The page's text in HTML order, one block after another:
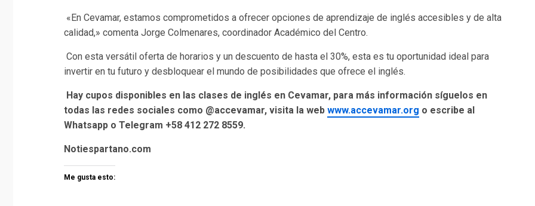
«En Cevamar, estamos comprometidos a ofrecer opciones de aprendizaje de inglés accesibles y de alta
calidad,» comenta Jorge Colmenares, coordinador Académico del Centro.
Con esta versátil oferta de horarios y un descuento de hasta el 30%, esta es tu oportunidad ideal para
invertir en tu futuro y desbloquear el mundo de posibilidades que ofrece el inglés.
Hay cupos disponibles en las clases de inglés en Cevamar, para más información síguelos en
todas las redes sociales como @accevamar, visita la web www.accevamar.org o escribe al
Whatsapp o Telegram +58 412 272 8559.
Notiespartano.com
Me gusta esto: